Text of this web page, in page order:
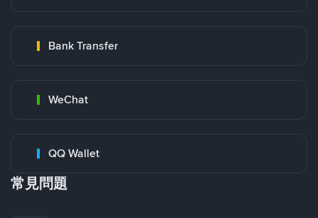
Bank Transfer
WeChat
QQ Wallet
常見問題